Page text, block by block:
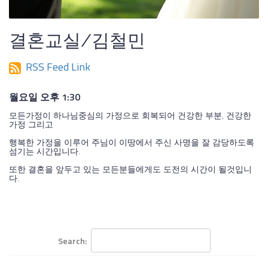
결혼교실/김철민
RSS Feed Link
월요일 오후 1:30
모든가정이 하나님중심의 가정으로 회복되어 건강한 부분, 건강한
가정 그리고
행복한 가정을 이루어 주님이 이땅에서 주신 사명을 잘 감당하도록
섬기는 시간입니다.
또한 결혼을 앞두고 있는 모든분들에게도 도전의 시간이 될것입니
다.
Search: